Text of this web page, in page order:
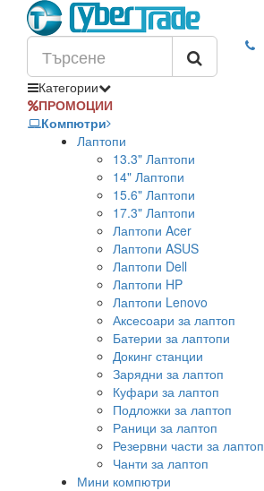
Категории
ПРОМОЦИИ
Компютри
Лаптопи
13.3" Лаптопи
14" Лаптопи
15.6" Лаптопи
17.3" Лаптопи
Лаптопи Acer
Лаптопи ASUS
Лаптопи Dell
Лаптопи HP
Лаптопи Lenovo
Аксесоари за лаптоп
Батерии за лаптопи
Докинг станции
Зарядни за лаптоп
Куфари за лаптоп
Подложки за лаптоп
Раници за лаптоп
Резервни части за лаптоп
Чанти за лаптоп
Мини компютри